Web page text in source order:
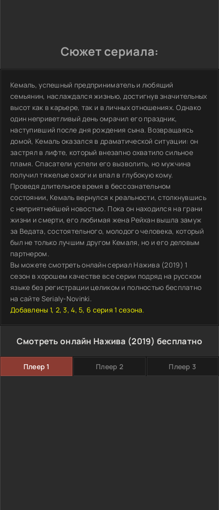
Сюжет сериала:
Кемаль, успешный предприниматель и любящий
семьянин, наслаждался жизнью, достигнув значительных
высот как в карьере, так и в личных отношениях. Однако
один неприветливый день омрачил его праздник,
наступивший после дня рождения сына. Возвращаясь
домой, Кемаль оказался в драматической ситуации: он
застрял в лифте, который внезапно охватило сильное
пламя. Спасатели успели его вызволить, но мужчина
получил тяжелые ожоги и впал в глубокую кому.
Проведя длительное время в бессознательном
состоянии, Кемаль вернулся к реальности, столкнувшись
с неприятнейшей новостью. Пока он находился на грани
жизни и смерти, его любимая жена Рейхан вышла замуж
за Ведата, состоятельного, молодого человека, который
был не только лучшим другом Кемаля, но и его деловым
партнером.
Вы можете смотреть онлайн сериал Нажива (2019) 1
сезон в хорошем качестве все серии подряд на русском
языке без регистрации целиком и полностью бесплатно
на сайте Serialy-Novinki.
Добавлены 1, 2, 3, 4, 5, 6 серия 1 сезона.
Смотреть онлайн Нажива (2019) бесплатно
Плеер 1 Плеер 2 Плеер 3